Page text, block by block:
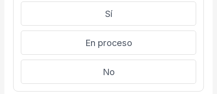
Sí
En proceso
No